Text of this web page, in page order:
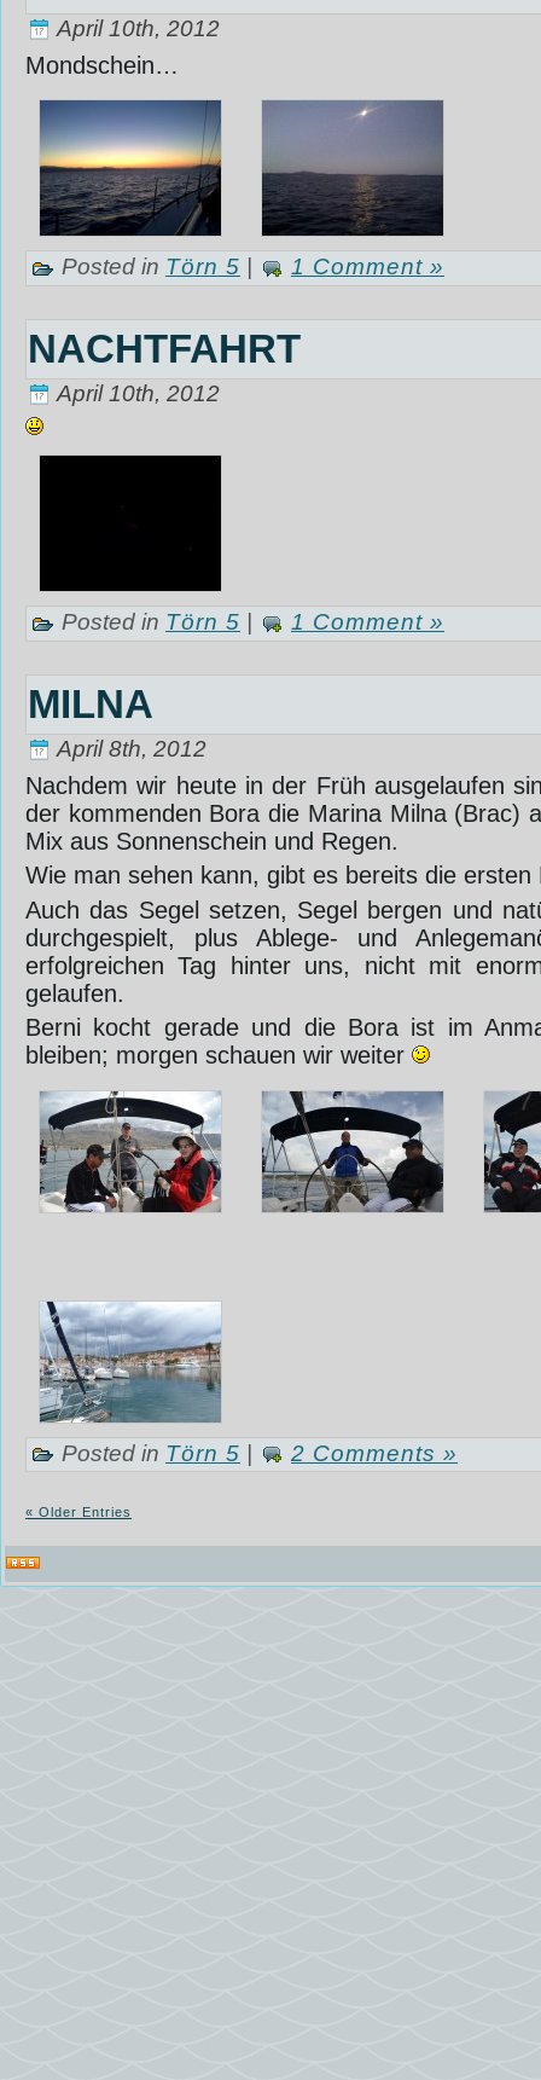
April 10th, 2012
Mondschein…
Posted in Törn 5 1 Comment »
NACHTFAHRT
April 10th, 2012
Posted in Törn 5 1 Comment »
MILNA
April 8th, 2012
Nachdem wir heute in der Früh ausgelaufen
der kommenden Bora die Marina Milna (Brac)
Mix aus Sonnenschein und Regen.
Wie man sehen kann, gibt es bereits die
Auch das Segel setzen, Segel bergen und
durchgespielt, plus Ablege- und
erfolgreichen Tag hinter uns, nicht mit
gelaufen.
Berni kocht gerade und die Bora ist im
bleiben; morgen schauen wir weiter
Posted in Törn 5 2 Comments »
« Older Entries